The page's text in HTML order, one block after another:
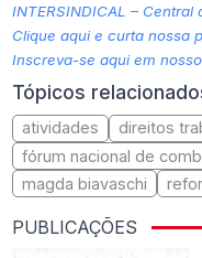
INTERSINDICAL –
Clique aqui e curta nossa
Inscreva-se aqui em
Tópicos
atividades
direitos
fórum nacional de
magda biavaschi
PUBLICAÇÕES